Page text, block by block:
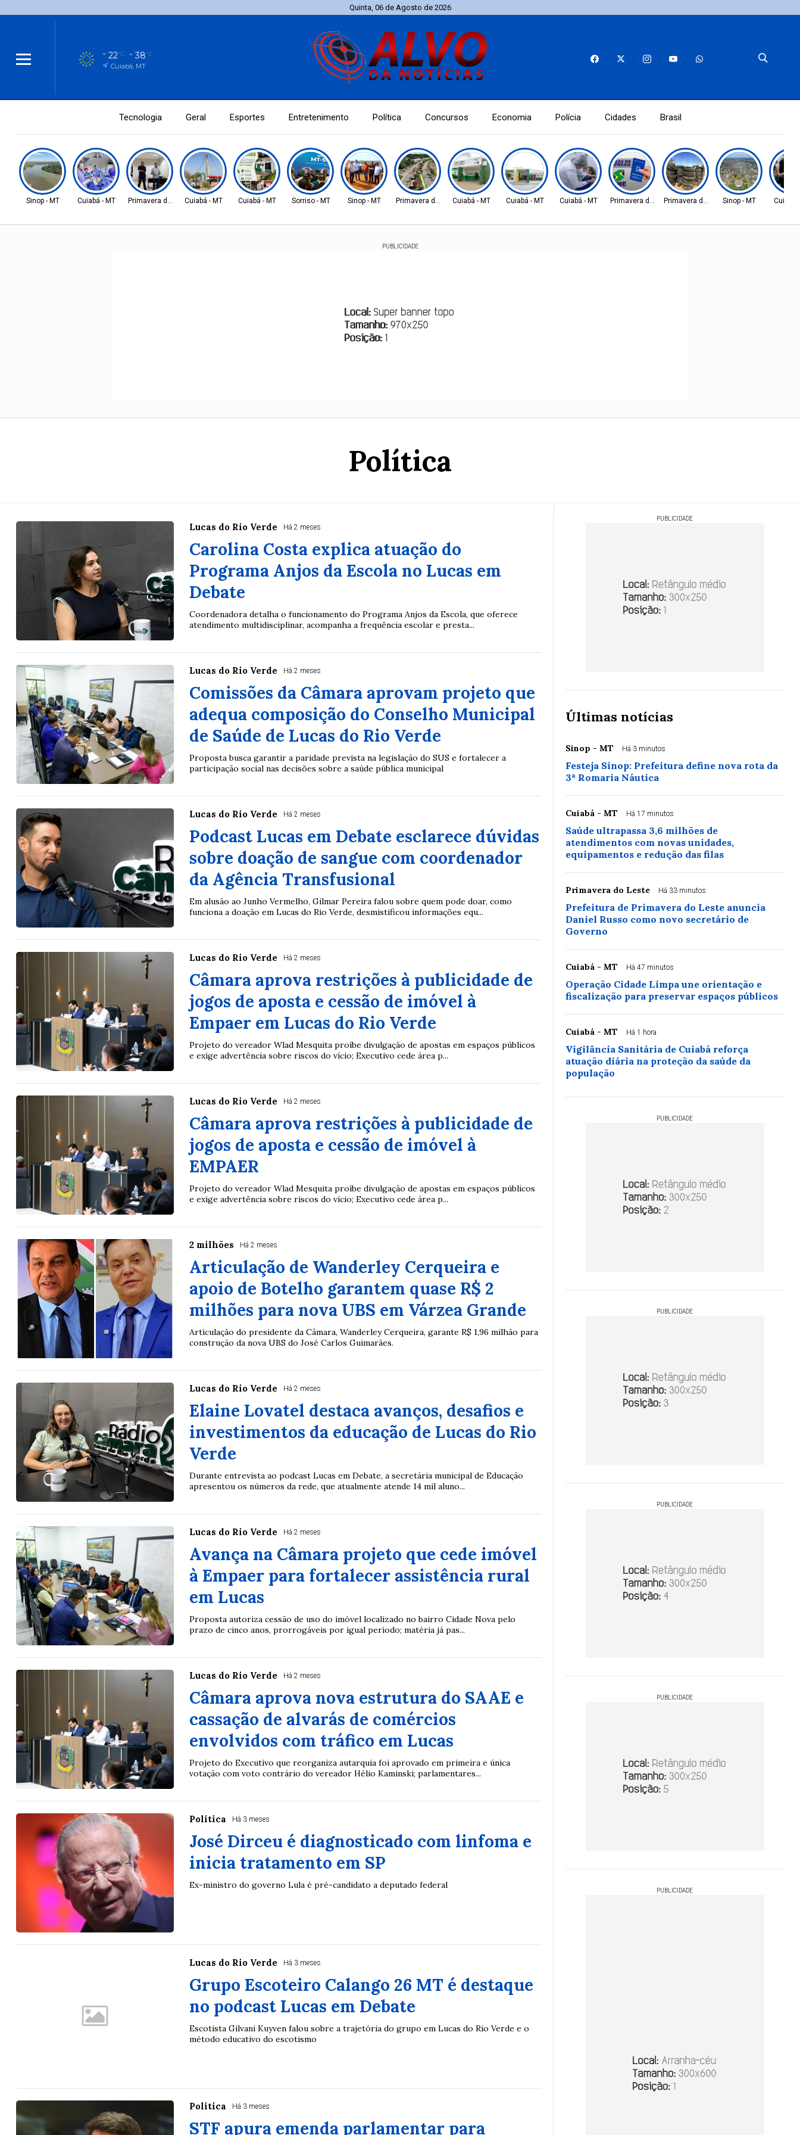
Quinta, 06 de Agosto de 2026
22°C 38°C
Cuiabá, MT
Tecnologia Geral Esportes Entretenimento Política Concursos Economia Polícia Cidades Brasil
Sinop - MT Cuiabá - MT Primavera do LesteCuiabá - MT Cuiabá - MT Sorriso - MT Sinop - MT Primavera do LesteCuiabá - MT Cuiabá - MT Cuiabá - MT Primavera do LestePrimavera do LesteSinop - MT Cuiabá
PUBLICIDADE
Política
Lucas do Rio Verde Há 2 meses
Carolina Costa explica atuação do
Programa Anjos da Escola no Lucas em
Debate
Coordenadora detalha o funcionamento do Programa Anjos da Escola, que oferece
atendimento multidisciplinar, acompanha a frequência escolar e presta...
Lucas do Rio Verde Há 2 meses
Comissões da Câmara aprovam projeto que
adequa composição do Conselho Municipal
de Saúde de Lucas do Rio Verde
Proposta busca garantir a paridade prevista na legislação do SUS e fortalecer a
participação social nas decisões sobre a saúde pública municipal
Lucas do Rio Verde Há 2 meses
Podcast Lucas em Debate esclarece dúvidas
sobre doação de sangue com coordenador
da Agência Transfusional
Em alusão ao Junho Vermelho, Gilmar Pereira falou sobre quem pode doar, como
funciona a doação em Lucas do Rio Verde, desmistificou informações equ...
Lucas do Rio Verde Há 2 meses
Câmara aprova restrições à publicidade de
jogos de aposta e cessão de imóvel à
Empaer em Lucas do Rio Verde
Projeto do vereador Wlad Mesquita proíbe divulgação de apostas em espaços públicos
e exige advertência sobre riscos do vício; Executivo cede área p...
Lucas do Rio Verde Há 2 meses
Câmara aprova restrições à publicidade de
jogos de aposta e cessão de imóvel à
EMPAER
Projeto do vereador Wlad Mesquita proíbe divulgação de apostas em espaços públicos
e exige advertência sobre riscos do vício; Executivo cede área p...
2 milhões Há 2 meses
Articulação de Wanderley Cerqueira e
apoio de Botelho garantem quase R$ 2
milhões para nova UBS em Várzea Grande
Articulação do presidente da Câmara, Wanderley Cerqueira, garante R$ 1,96 milhão para
construção da nova UBS do José Carlos Guimarães.
Lucas do Rio Verde Há 2 meses
Elaine Lovatel destaca avanços, desafios e
investimentos da educação de Lucas do Rio
Verde
Durante entrevista ao podcast Lucas em Debate, a secretária municipal de Educação
apresentou os números da rede, que atualmente atende 14 mil aluno...
Lucas do Rio Verde Há 2 meses
Avança na Câmara projeto que cede imóvel
à Empaer para fortalecer assistência rural
em Lucas
Proposta autoriza cessão de uso do imóvel localizado no bairro Cidade Nova pelo
prazo de cinco anos, prorrogáveis por igual período; matéria já pas...
Lucas do Rio Verde Há 2 meses
Câmara aprova nova estrutura do SAAE e
cassação de alvarás de comércios
envolvidos com tráfico em Lucas
Projeto do Executivo que reorganiza autarquia foi aprovado em primeira e única
votação com voto contrário do vereador Hélio Kaminski; parlamentares...
Política Há 3 meses
José Dirceu é diagnosticado com linfoma e
inicia tratamento em SP
Ex-ministro do governo Lula é pré-candidato a deputado federal
Lucas do Rio Verde Há 3 meses
Grupo Escoteiro Calango 26 MT é destaque
no podcast Lucas em Debate
Escotista Gilvani Kuyven falou sobre a trajetória do grupo em Lucas do Rio Verde e o
método educativo do escotismo
Política Há 3 meses
STF apura emenda parlamentar para
PUBLICIDADE
Últimas notícias
Sinop - MT Há 3 minutos
Festeja Sinop: Prefeitura define nova rota da
3ª Romaria Náutica
Cuiabá - MT Há 17 minutos
Saúde ultrapassa 3,6 milhões de
atendimentos com novas unidades,
equipamentos e redução das filas
Primavera do Leste Há 33 minutos
Prefeitura de Primavera do Leste anuncia
Daniel Russo como novo secretário de
Governo
Cuiabá - MT Há 47 minutos
Operação Cidade Limpa une orientação e
fiscalização para preservar espaços públicos
Cuiabá - MT Há 1 hora
Vigilância Sanitária de Cuiabá reforça
atuação diária na proteção da saúde da
população
PUBLICIDADE
PUBLICIDADE
PUBLICIDADE
PUBLICIDADE
PUBLICIDADE